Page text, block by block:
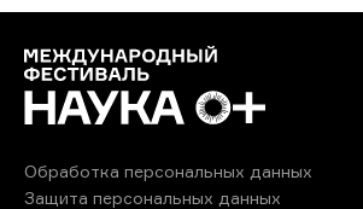
Обработка персональных данных
Защита персональных данных